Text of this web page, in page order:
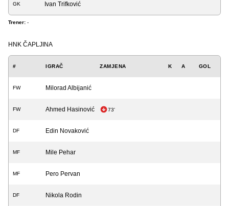
GK Ivan Trifković
Trener: -
HNK ČAPLJINA
# IGRAČ ZAMJENA K A GOL
FW Milorad Albijanić
FW Ahmed Hasinović 73'
DF Edin Novaković
MF Mile Pehar
MF Pero Pervan
DF Nikola Rodin